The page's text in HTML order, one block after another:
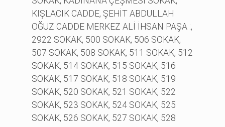
KIŞLACIK CADDE, ŞEHİT ABDULLAH
OĞUZ CADDE MERKEZ ALİ İHSAN PAŞA :,
2922 SOKAK, 500 SOKAK, 506 SOKAK,
507 SOKAK, 508 SOKAK, 511 SOKAK, 512
SOKAK, 514 SOKAK, 515 SOKAK, 516
SOKAK, 517 SOKAK, 518 SOKAK, 519
SOKAK, 520 SOKAK, 521 SOKAK, 522
SOKAK, 523 SOKAK, 524 SOKAK, 525
SOKAK, 526 SOKAK, 527 SOKAK, 528